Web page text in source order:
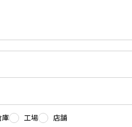
庫 工場 店舗